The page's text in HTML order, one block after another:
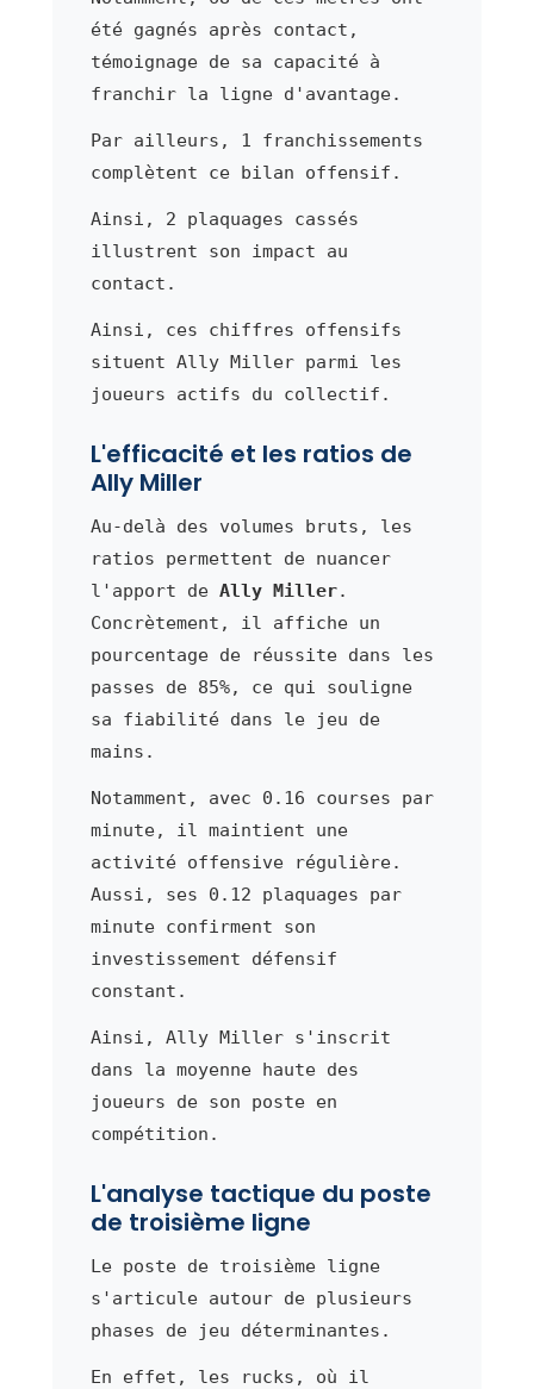
été gagnés après contact,
témoignage de sa capacité à
franchir la ligne d'avantage.
Par ailleurs, 1 franchissements
complètent ce bilan offensif.
Ainsi, 2 plaquages cassés
illustrent son impact au
contact.
Ainsi, ces chiffres offensifs
situent Ally Miller parmi les
joueurs actifs du collectif.
L'efficacité et les ratios de
Ally Miller
Au-delà des volumes bruts, les
ratios permettent de nuancer
l'apport de Ally Miller.
Concrètement, il affiche un
pourcentage de réussite dans les
passes de 85%, ce qui souligne
sa fiabilité dans le jeu de
mains.
Notamment, avec 0.16 courses par
minute, il maintient une
activité offensive régulière.
Aussi, ses 0.12 plaquages par
minute confirment son
investissement défensif
constant.
Ainsi, Ally Miller s'inscrit
dans la moyenne haute des
joueurs de son poste en
compétition.
L'analyse tactique du poste
de troisième ligne
Le poste de troisième ligne
s'articule autour de plusieurs
phases de jeu déterminantes.
En effet, les rucks, où il